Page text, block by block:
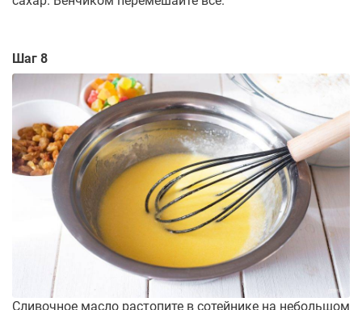
Шаг 8
Сливочное масло растопите в сотейнике на небольшом